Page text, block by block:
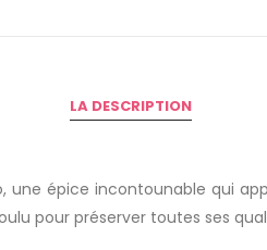
LA DESCRIPTION
une épice incontounable qui
pour préserver toutes ses